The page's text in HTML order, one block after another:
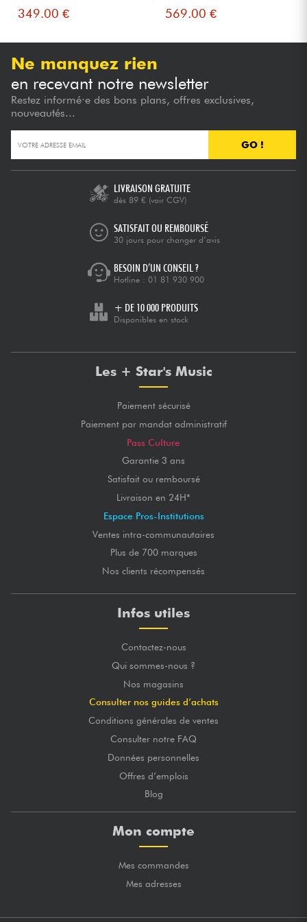
349.00 € 569.00 €
Ne manquez rien
en recevant notre newsletter
Restez informé·e des bons plans, offres exclusives,
nouveautés...
GO !
LIVRAISON GRATUITE
dès 89 € (voir CGV)
SATISFAIT OU REMBOURSÉ
30 jours pour changer d’avis
BESOIN D’UN CONSEIL ?
Hotline : 01 81 930 900
+ DE 10 000 PRODUITS
Disponibles en stock
Les + Star's Music
Paiement sécurisé
Paiement par mandat administratif
Pass Culture
Garantie 3 ans
Satisfait ou remboursé
Livraison en 24H*
Espace Pros-Institutions
Ventes intra-communautaires
Plus de 700 marques
Nos clients récompensés
Infos utiles
Contactez-nous
Qui sommes-nous ?
Nos magasins
Consulter nos guides d’achats
Conditions générales de ventes
Consulter notre FAQ
Données personnelles
Offres d’emplois
Blog
Mon compte
Mes commandes
Mes adresses